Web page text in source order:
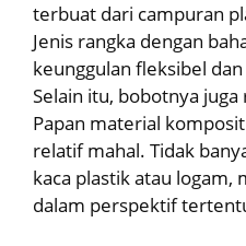
terbuat dari campuran
Jenis rangka dengan
keunggulan fleksibel
Selain itu, bobotnya juga
Papan material
relatif mahal. Tidak
kaca plastik atau logam,
dalam perspektif